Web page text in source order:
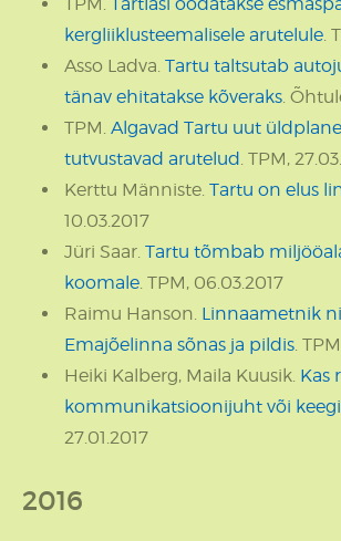
kergliiklusteemalisele arutelule.
Asso Ladva. Tartu taltsutab
tänav ehitatakse kõveraks.
TPM. Algavad Tartu uut
tutvustavad arutelud. TPM,
Kerttu Männiste. Tartu on elus
10.03.2017
Jüri Saar. Tartu tõmbab
koomale. TPM, 06.03.2017
Raimu Hanson. Linnaametnik
Emajõelinna sõnas ja pildis.
Heiki Kalberg, Maila Kuusik. Kas
kommunikatsioonijuht või
27.01.2017
2016